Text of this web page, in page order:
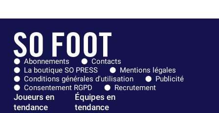
Abonnements
Contacts
La boutique SO PRESS
Mentions légales
Conditions générales d'utilisation
Publicité
Consentement RGPD
Recrutement
Joueurs en
tendance
Équipes en
tendance